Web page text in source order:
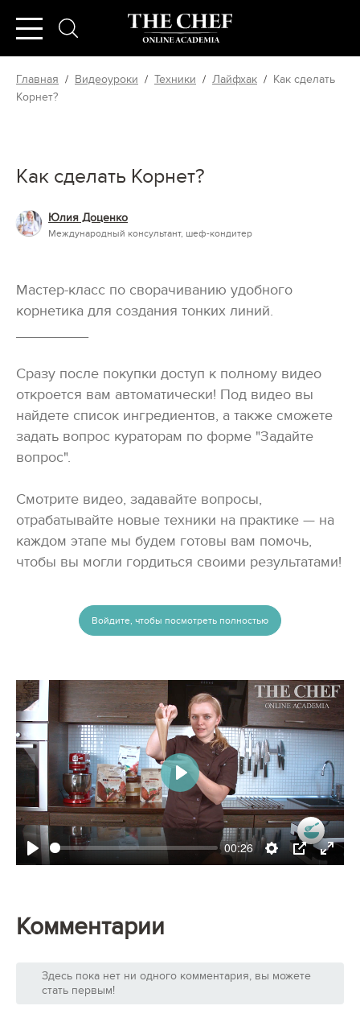
Главная / Видеоуроки / Техники / Лайфхак / Как сделать
Корнет?
Как сделать Корнет?
Юлия Доценко
Международный консультант, шеф-кондитер
Мастер-класс по сворачиванию удобного
корнетика для создания тонких линий.
Сразу после покупки доступ к полному видео
откроется вам автоматически! Под видео вы
найдете список ингредиентов, а также сможете
задать вопрос кураторам по форме "Задайте
вопрос".
Смотрите видео, задавайте вопросы,
отрабатывайте новые техники на практике — на
каждом этапе мы будем готовы вам помочь,
чтобы вы могли гордиться своими результатами!
Войдите, чтобы посмотреть полностью
Play
00:26
Settings
PIP
Enter
Play
Комментарии
Здесь пока нет ни одного комментария, вы можете
стать первым!